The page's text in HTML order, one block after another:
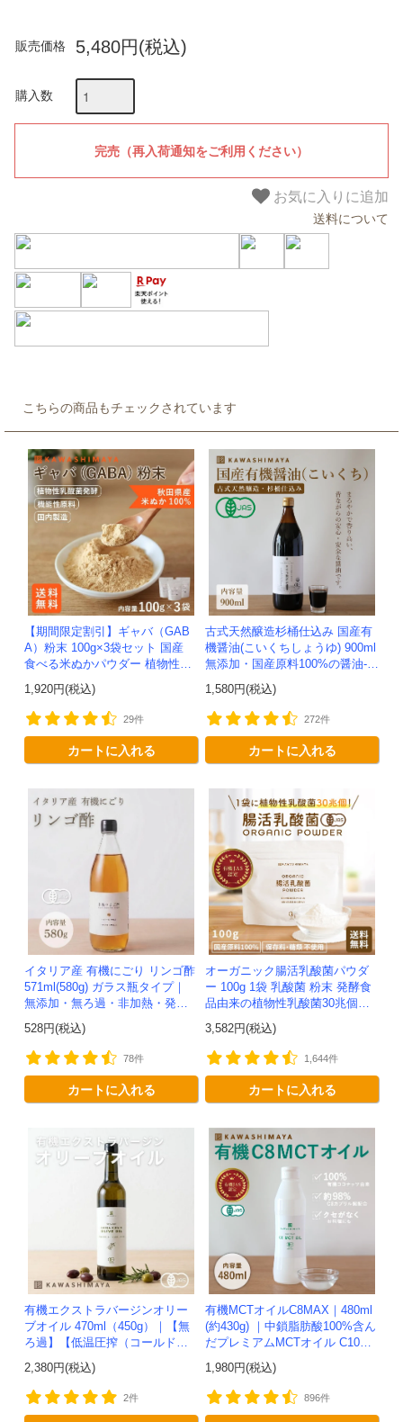
販売価格 5,480円(税込)
購入数
お気に入りに追加
送料について
こちらの商品もチェックされています
【期間限定割引】ギャバ（GAB
A）粉末 100g×3袋セット 国産
食べる米ぬかパウダー 植物性乳
料】*メール便での発送...
1,920円(税込)
29件
カートに入れる
古式天然醸造杉桶仕込み 国産有
機醤油(こいくちしょうゆ) 900ml
無添加・国産原料100%の醤油-か
1,580円(税込)
272件
カートに入れる
イタリア産 有機にごり リンゴ酢
571ml(580g) ガラス瓶タイプ｜
無添加・無ろ過・非加熱・発酵
助剤不使用のアップルサイダー
ビネガー -かわしま屋-
528円(税込)
78件
カートに入れる
オーガニック腸活乳酸菌パウダ
ー 100g 1袋 乳酸菌 粉末 発酵食
品由来の植物性乳酸菌30兆個入
り！有機JAS認定 -かわしま屋-
【送料無料】 *メ...
3,582円(税込)
1,644件
カートに入れる
有機エクストラバージンオリー
ブオイル 470ml（450g）｜【無
ろ過】【低温圧搾（コールドプ
レス）製法】イタリア産-かわし
ま屋-
2,380円(税込)
2件
有機MCTオイルC8MAX｜480ml
(約430g) ｜中鎖脂肪酸100%含ん
だプレミアムMCTオイル C10配
合-かわしま屋【期間限定セー
ル】
1,980円(税込)
896件